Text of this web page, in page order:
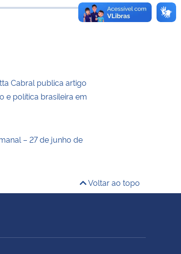
Cabral publica artigo
e política brasileira em
– 27 de junho de
Voltar ao topo